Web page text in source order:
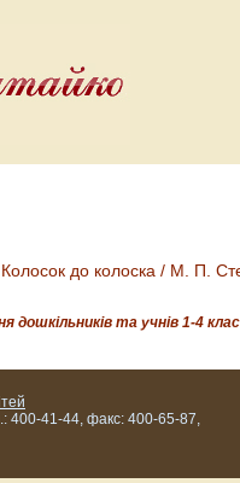
. Колосок до колоска / М. П.
дошкільників та учнів 1-4
400-41-44, факс: 400-65-87,